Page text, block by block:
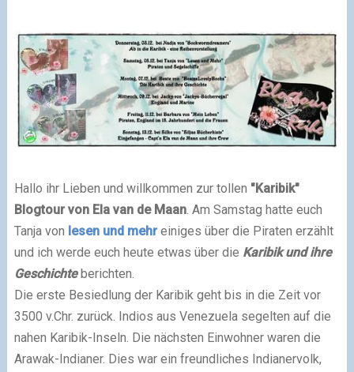
Hallo ihr Lieben und willkommen zur tollen "Karibik"
Blogtour von Ela van de Maan. Am Samstag hatte euch
Tanja von lesen und mehreiniges über die Piraten erzählt
und ich werde euch heute etwas über die Karibik und ihre
Geschichteberichten.
Die erste Besiedlung der Karibik geht bis in die Zeit vor
3500 v.Chr. zurück. Indios aus Venezuela segelten auf die
nahen Karibik-Inseln. Die nächsten Einwohner waren die
Arawak-Indianer. Dies war ein freundliches Indianervolk,